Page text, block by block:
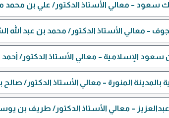
سعود – معالي الأستاذ الدكتور/ علي بن
– معالي الأستاذ الدكتور/ محمد بن عبد الله
الإسلامية – معالي الأستاذ الدكتور/
المنورة – معالي الأستاذ الدكتور/ صالح
– معالي الأستاذ الدكتور/ طريف بن